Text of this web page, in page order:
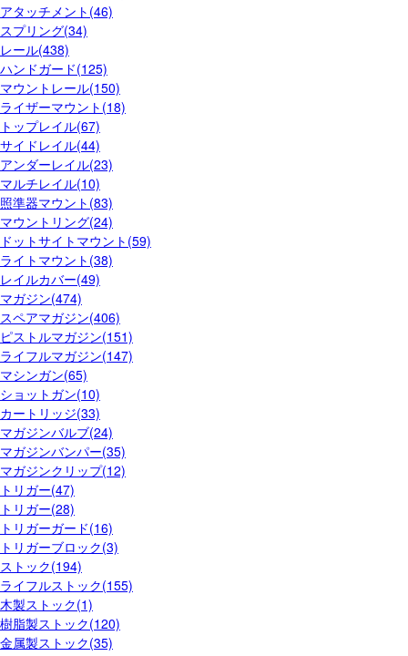
アタッチメント(46)
スプリング(34)
レール(438)
ハンドガード(125)
マウントレール(150)
ライザーマウント(18)
トップレイル(67)
サイドレイル(44)
アンダーレイル(23)
マルチレイル(10)
照準器マウント(83)
マウントリング(24)
ドットサイトマウント(59)
ライトマウント(38)
レイルカバー(49)
マガジン(474)
スペアマガジン(406)
ピストルマガジン(151)
ライフルマガジン(147)
マシンガン(65)
ショットガン(10)
カートリッジ(33)
マガジンバルブ(24)
マガジンバンパー(35)
マガジンクリップ(12)
トリガー(47)
トリガー(28)
トリガーガード(16)
トリガーブロック(3)
ストック(194)
ライフルストック(155)
木製ストック(1)
樹脂製ストック(120)
金属製ストック(35)